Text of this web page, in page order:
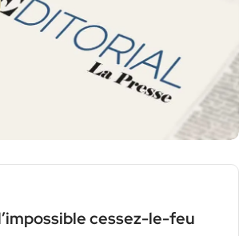
cessez-le-feu